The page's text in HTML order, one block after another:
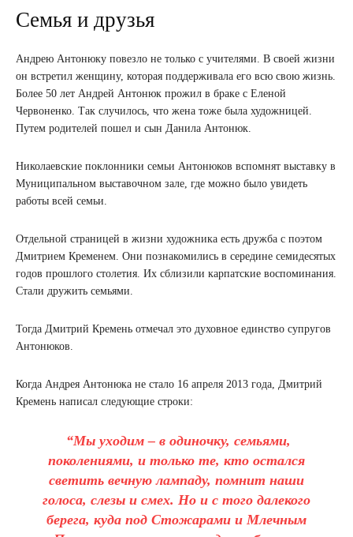
Семья и друзья
Андрею Антонюку повезло не только с учителями. В своей жизни
он встретил женщину, которая поддерживала его всю свою жизнь.
Более 50 лет Андрей Антонюк прожил в браке с Еленой
Червоненко. Так случилось, что жена тоже была художницей.
Путем родителей пошел и сын Данила Антонюк.
Николаевские поклонники семьи Антонюков вспомнят выставку в
Муниципальном выставочном зале, где можно было увидеть
работы всей семьи.
Отдельной страницей в жизни художника есть дружба с поэтом
Дмитрием Кременем. Они познакомились в середине семидесятых
годов прошлого столетия. Их сблизили карпатские воспоминания.
Стали дружить семьями.
Тогда Дмитрий Кремень отмечал это духовное единство супругов
Антонюков.
Когда Андрея Антонюка не стало 16 апреля 2013 года, Дмитрий
Кремень написал следующие строки:
“Мы уходим – в одиночку, семьями,
поколениями, и только те, кто остался
светить вечную лампаду, помнит наши
голоса, слезы и смех. Но и с того далекого
берега, куда под Стожарами и Млечным